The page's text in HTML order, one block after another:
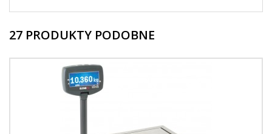
27 PRODUKTY PODOBNE